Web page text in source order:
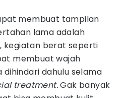
membuat tampilan
lama adalah
kegiatan berat seperti
membuat wajah
dahulu selama
treatment.Gak banyak